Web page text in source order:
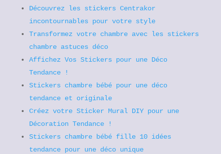
Découvrez les stickers Centrakor
incontournables pour votre style
Transformez votre chambre avec les stickers
chambre astuces déco
Affichez Vos Stickers pour une Déco
Tendance !
Stickers chambre bébé pour une déco
tendance et originale
Créez votre Sticker Mural DIY pour une
Décoration Tendance !
Stickers chambre bébé fille 10 idées
tendance pour une déco unique